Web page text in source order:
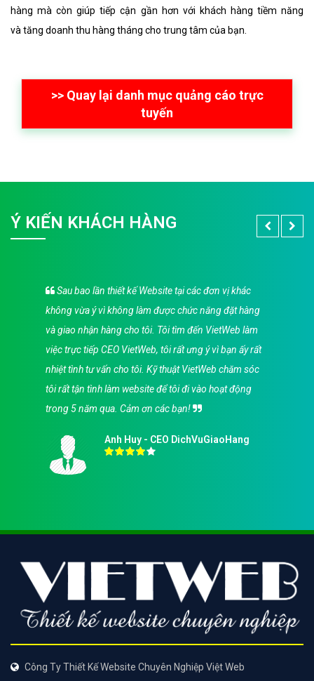
hàng mà còn giúp tiếp cận gần hơn với khách hàng tiềm năng
và tăng doanh thu hàng tháng cho trung tâm của bạn.
>> Quay lại danh mục quảng cáo trực
tuyến
Ý KIẾN KHÁCH HÀNG
Sau bao lần thiết kế Website tại các đơn vị khác
không vừa ý vì không làm được chức năng đặt hàng
và giao nhận hàng cho tôi. Tôi tìm đến VietWeb làm
việc trực tiếp CEO VietWeb, tôi rất ưng ý vì bạn ấy rất
nhiệt tình tư vấn cho tôi. Kỹ thuật VietWeb chăm sóc
tôi rất tận tình làm website để tôi đi vào hoạt động
trong 5 năm qua. Cảm ơn các bạn!
Anh Huy - CEO DichVuGiaoHang
Công Ty Thiết Kế Website Chuyên Nghiệp Việt Web